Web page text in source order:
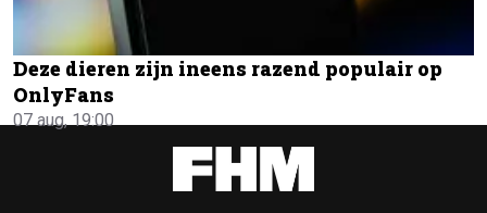
Deze dieren zijn ineens razend populair op
OnlyFans
07 aug, 19:00